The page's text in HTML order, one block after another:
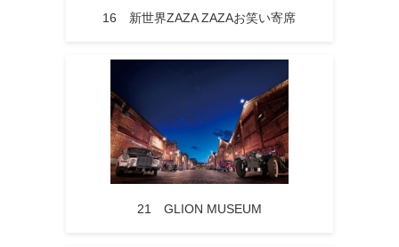
16 新世界ZAZA ZAZAお笑い寄席
21 GLION MUSEUM